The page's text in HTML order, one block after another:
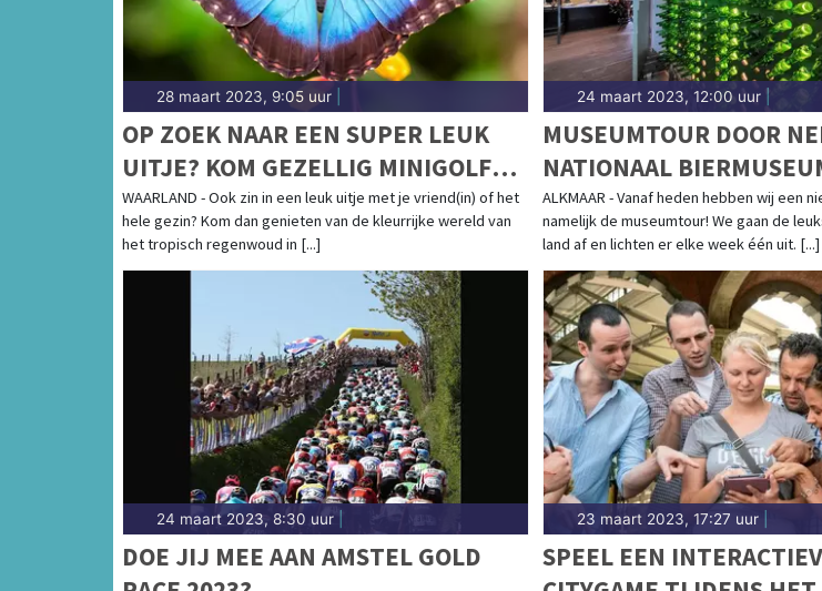
28 maart 2023, 9:05 uur
OP ZOEK NAAR EEN SUPER LEUK
UITJE? KOM GEZELLIG MINIGOLFEN
OF WANDEL TUSSEN DE MOOISTE
VLINDERS !
WAARLAND - Ook zin in een leuk uitje met je vriend(in) of het
hele gezin? Kom dan genieten van de kleurrijke wereld van
het tropisch regenwoud in [...]
24 maart 2023, 12:00 uur|
MUSEUMTOUR DOOR
NATIONAAL
ALKMAAR - Vanaf heden hebben wij een
namelijk de museumtour! We gaan de
land af en lichten er elke week één uit. [...]
24 maart 2023, 8:30 uur
DOE JIJ MEE AAN AMSTEL GOLD
23 maart 2023, 17:27 uur|
SPEEL EEN